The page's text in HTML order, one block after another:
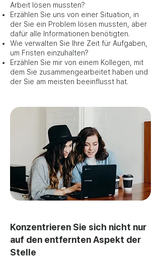
Arbeit lösen mussten?
Erzählen Sie uns von einer Situation, in
der Sie ein Problem lösen mussten, aber
dafür alle Informationen benötigten.
Wie verwalten Sie Ihre Zeit für Aufgaben,
um Fristen einzuhalten?
Erzählen Sie mir von einem Kollegen, mit
dem Sie zusammengearbeitet haben und
der Sie am meisten beeinflusst hat.
Konzentrieren Sie sich nicht nur
auf den entfernten Aspekt der
Stelle